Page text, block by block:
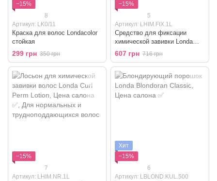
−15%
8
Артикул: LK0/11
Краска для волос Londacolor
cтойкая
299 грн 350 грн
−15%
5
Артикул: LHIM.FIX.1L
Средство для фиксации
химической завивки Londa
Neutralizer 1+1
607 грн 716 грн
−15%
7
Артикул: LHIM.NR.1L
Хит
−15%
6
Артикул: LBLOND.KUL.500